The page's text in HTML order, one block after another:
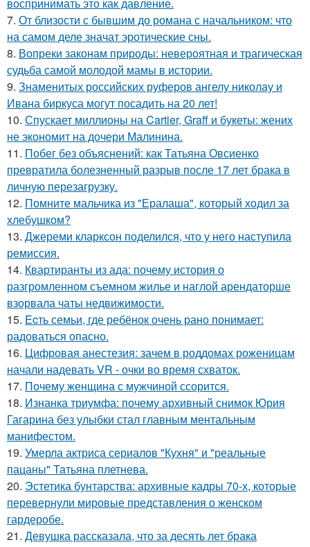
7. От близости с бывшим до романа с начальником: что
на самом деле значат эротические сны.
8. Вопреки законам природы: невероятная и трагическая
судьба самой молодой мамы в истории.
9. Знаменитых российских руферов ангелу николау и
Ивана биркуса могут посадить на 20 лет!
10. Спускает миллионы на Cartier, Graff и букеты: жених
не экономит на дочери Малинина.
11. Побег без объяснений: как Татьяна Овсиенко
превратила болезненный разрыв после 17 лет брака в
личную перезагрузку.
12. Помните мальчика из "Ералаша", который ходил за
хлебушком?
13. Джереми кларксон поделился, что у него наступила
ремиссия.
14. Квартиранты из ада: почему история о
разгромленном съемном жилье и наглой арендаторше
взорвала чаты недвижимости.
15. Ecть семьи, где ребёнок очень рано понимает:
радоваться опасно.
16. Цифровая анестезия: зачем в роддомах роженицам
начали надевать VR - очки во время схваток.
17. Почему женщина с мужчиной ссорится.
18. Изнанка триумфа: почему архивный снимок Юрия
Гагарина без улыбки стал главным ментальным
манифестом.
19. Умерла актриса сериалов "Кухня" и "реальные
пацаны" Татьяна плетнева.
20. Эстетика бунтарства: архивные кадры 70-х, которые
перевернули мировые представления о женском
гардеробе.
21. Девушка рассказала, что за десять лет брака